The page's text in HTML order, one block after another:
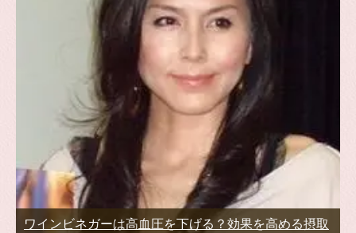
ワインビネガーは高血圧を下げる？効果を高める摂取